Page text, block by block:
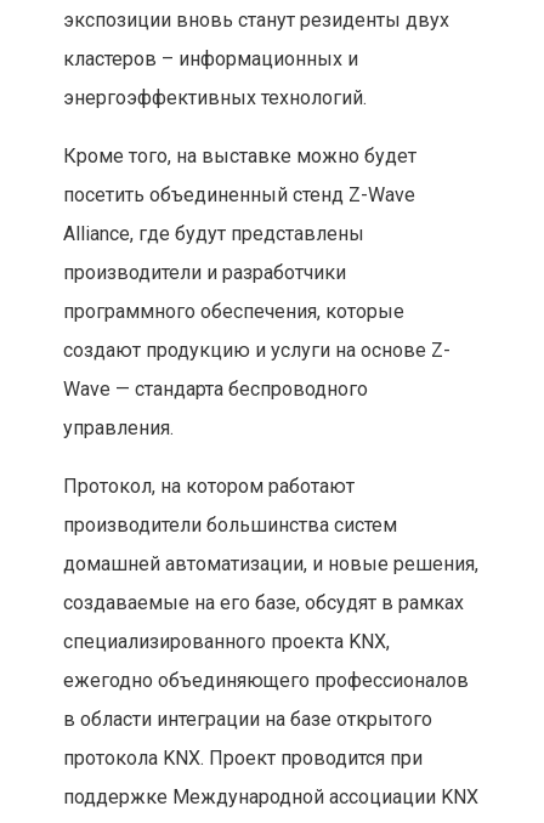
экспозиции вновь станут резиденты двух
кластеров – информационных и
энергоэффективных технологий.
Кроме того, на выставке можно будет
посетить объединенный стенд Z-Wave
Alliance, где будут представлены
производители и разработчики
программного обеспечения, которые
создают продукцию и услуги на основе Z-
Wave — стандарта беспроводного
управления.
Протокол, на котором работают
производители большинства систем
домашней автоматизации, и новые решения,
создаваемые на его базе, обсудят в рамках
специализированного проекта KNX,
ежегодно объединяющего профессионалов
в области интеграции на базе открытого
протокола KNX. Проект проводится при
поддержке Международной ассоциации KNX